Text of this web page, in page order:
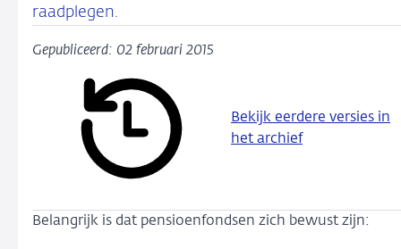
raadplegen.
Gepubliceerd: 02 februari 2015
Bekijk eerdere versies in
het archief
Belangrijk is dat pensioenfondsen zich bewust zijn: